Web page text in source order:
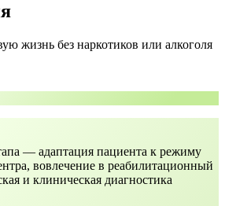
жизнь без наркотиков или алкоголя
— адаптация пациента к режиму
вовлечение в реабилитационный
и клиническая диагностика